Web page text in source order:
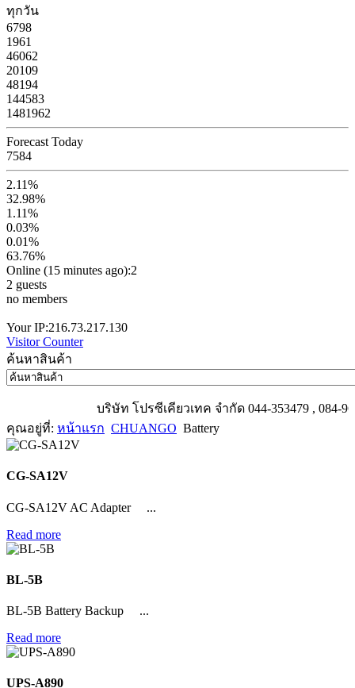
ทุกวัน
6798
1961
46062
20109
48194
144583
1481962
Forecast Today
7584
2.11%
32.98%
1.11%
0.03%
0.01%
63.76%
Online (15 minutes ago):2
2 guests
no members
Your IP:216.73.217.130
Visitor Counter
ค้นหาสินค้า
บริษัท โปรซีเคียวเทค จำกัด 044-353479 , 084-
คุณอยู่ที่: หน้าแรก CHUANGO Battery
CG-SA12V
CG-SA12V AC Adapter ...
Read more
BL-5B
BL-5B Battery Backup ...
Read more
UPS-A890